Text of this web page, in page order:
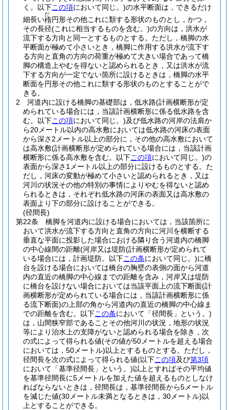
く。以下この項において同じ。)の水平断面は，できるだけ
細長い楕
だ
円形その他これに類する形状のものとし，かつ，
その長径(これに相当するものを含む。)の方向は，洪水が
流下する方向と同一とするものとする。 ただし，橋脚の水
平断面が極めて小さいとき，橋脚に作用する洪水が流下す
る方向と直角の方向の荷重が極めて大きい場合であって橋
脚の構造上やむを得ないと認められるとき，又は洪水が流
下する方向が一定でない箇所に設けるときは，橋脚の水平
断面を円形その他これに類する形状のものとすることがで
きる。
2
河道内に設ける橋脚の基礎部は，低水路(計画横断形が定
められている場合には，当該計画横断形に係る低水路を含
む。以下この項において同じ。)及び低水路の河岸の法肩か
ら20メートル以内の高水敷においては低水路の河床の表面
から深さ2メートル以上の部分に，その他の高水敷において
は高水敷(計画横断形が定められている場合には，当該計画
横断形に係る高水敷を含む。以下この項において同じ。)の
表面から深さ1メートル以上の部分に設けるものとする。 た
だし，河床の変動が極めて小さいと認められるとき，又は
河川の状況その他の特別の事情によりやむを得ないと認め
られるときは，それぞれ低水路の河床の表面又は高水敷の
表面より下の部分に設けることができる。
(径間長)
第22条
橋脚を河道内に設ける場合においては，当該箇所に
おいて洪水が流下する方向と直角の方向に河川を横断する
垂直な平面に投影した場合における隣り合う河道内の橋脚
の中心線間の距離(河岸又は堤防(計画横断形が定められて
いる場合には，計画堤防。以下この条において同じ。)に橋
台を設ける場合においては橋台の胸壁の表側の面から河道
内の直近の橋脚の中心線までの距離を含み，河岸又は堤防
に橋台を設けない場合においては当該平面上の流下断面(計
画横断形が定められている場合には，当該計画横断形に係
る流下断面)の上部の角から河道内の直近の橋脚の中心線ま
での距離を含む。以下この条において「径間長」という。)
は，山間狭窄部であることその他河川の状況，地形の状況
等により治水上の支障がないと認められる場合を除き，次
の式によって得られる値(その値が50メートルを超える場合
においては，50メートル)以上とするものとする。 ただし，
径間長を次の式によって得られる値(以下この項及び第3項
において「基準径間長」という。)以上とすればその平均値
を基準径間長に5メートルを加えた値を超えるものとしなけ
ればならないときは，径間長は，基準径間長から5メートル
を減じた値(30メートル未満となるときは，30メートル)以
上とすることができる。